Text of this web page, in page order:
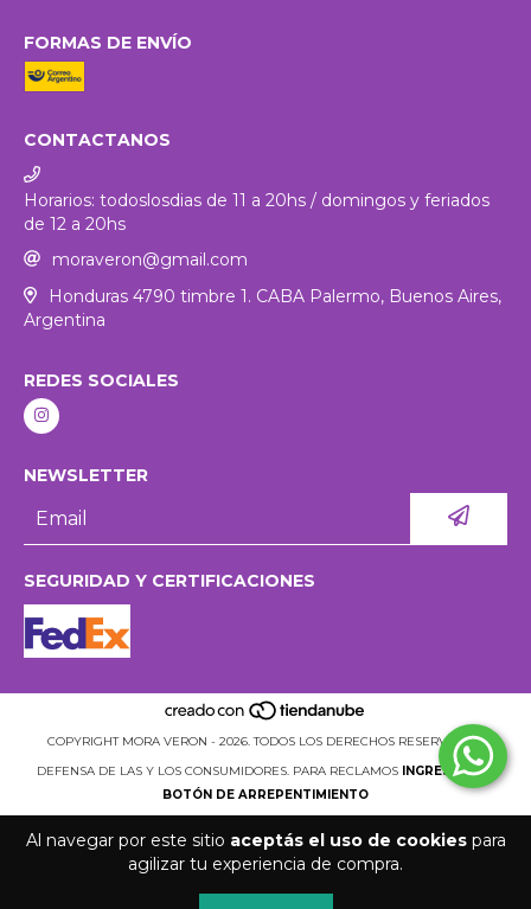
Al navegar por este sitio aceptás el uso de cookiespara
agilizar tu experiencia de compra.
FORMAS DE ENVÍO
CONTACTANOS
Horarios: todoslosdias de 11 a 20hs / domingos y feriados
de 12 a 20hs
moraveron@gmail.com
Honduras 4790 timbre 1. CABA Palermo, Buenos Aires,
Argentina
REDES SOCIALES
NEWSLETTER
SEGURIDAD Y CERTIFICACIONES
COPYRIGHT MORA VERON - 2026. TODOS LOS DERECHOS RESERVADOS.
DEFENSA DE LAS Y LOS CONSUMIDORES. PARA RECLAMOS
INGRESÁ ACÁ.
BOTÓN DE ARREPENTIMIENTO